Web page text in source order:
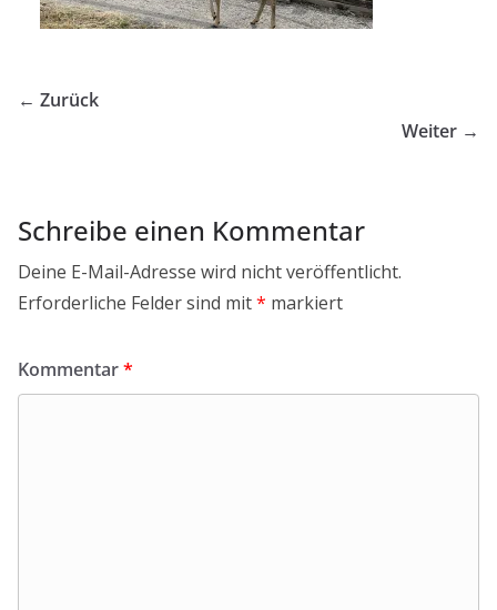
← Zurück
Weiter →
Schreibe einen Kommentar
Deine E-Mail-Adresse wird nicht veröffentlicht.
Erforderliche Felder sind mit* markiert
Kommentar*